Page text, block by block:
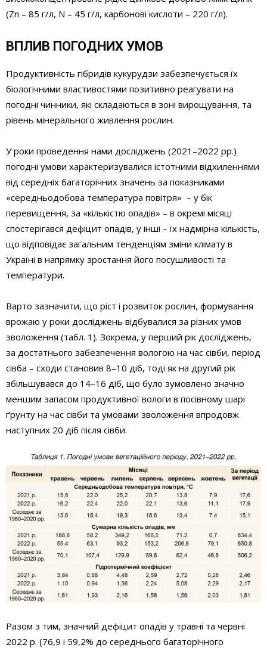
(Zn – 85 г/л, N – 45 г/л, карбонові кислоти – 220 г/л).
ВПЛИВ ПОГОДНИХ УМОВ
Продуктивність гібридів кукурудзи забезпечується їх
біологічними властивостями позитивно реагувати на
погодні чинники, які складаються в зоні вирощування, та
рівень мінерального живлення рослин.
У роки проведення нами досліджень (2021–2022 рр.)
погодні умови характеризувалися істотними відхиленнями
від середніх багаторічних значень за показниками
«середньодобова температура повітря» – у бік
перевищення, за «кількістю опадів» – в окремі місяці
спостерігався дефіцит опадів, у інші – їх надмірна кількість,
що відповідає загальним тенденціям зміни клімату в
Україні в напрямку зростання його посушливості та
температури.
Варто зазначити, що ріст і розвиток рослин, формування
врожаю у роки досліджень відбувалися за різних умов
зволоження (табл. 1). Зокрема, у перший рік досліджень,
за достатнього забезпечення вологою на час сівби, період
сівба – сходи становив 8–10 діб, тоді як на другий рік
збільшувався до 14–16 діб, що було зумовлено значно
меншим запасом продуктивної вологи в посівному шарі
ґрунту на час сівби та умовами зволоження впродовж
наступних 20 діб після сівби.
Разом з тим, значний дефіцит опадів у травні та червні
2022 р. (76,9 і 59,2% до середнього багаторічного